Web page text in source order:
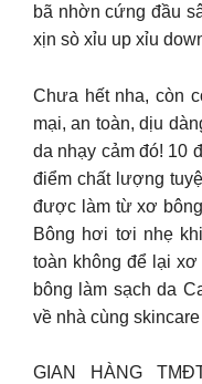
bã nhờn cứng đầu
xịn sò xỉu up xỉu
Chưa hết nha, còn
mại, an toàn, dịu
da nhạy cảm đó! 10
điểm chất lượng
được làm từ xơ
Bông hơi tơi nhẹ
toàn không để lại xơ
bông làm sạch da
về nhà cùng
GIAN HÀNG